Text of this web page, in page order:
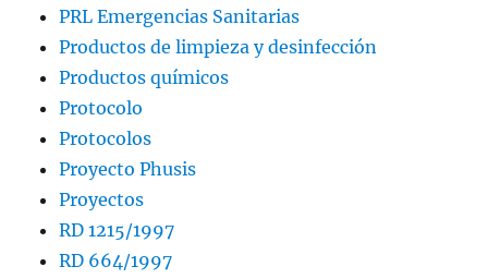
PRL Emergencias Sanitarias
Productos de limpieza y desinfección
Productos químicos
Protocolo
Protocolos
Proyecto Phusis
Proyectos
RD 1215/1997
RD 664/1997